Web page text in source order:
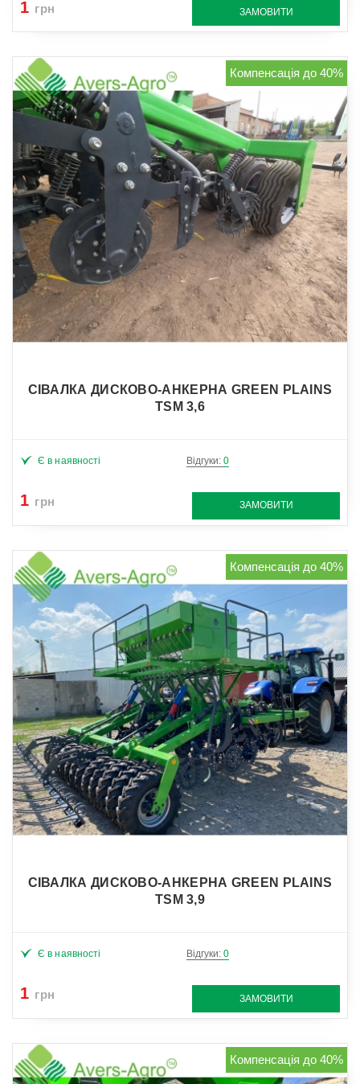
1 грн ЗАМОВИТИ
Компенсація до 40%
СІВАЛКА ДИСКОВО-АНКЕРНА GREEN PLAINS
TSM 3,6
Є в наявності Відгуки: 0
1 грн ЗАМОВИТИ
Компенсація до 40%
СІВАЛКА ДИСКОВО-АНКЕРНА GREEN PLAINS
TSM 3,9
Є в наявності Відгуки: 0
1 грн ЗАМОВИТИ
Компенсація до 40%